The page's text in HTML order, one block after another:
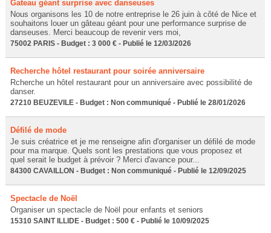
Gateau géant surprise avec danseuses
Nous organisons les 10 de notre entreprise le 26 juin à côté de Nice et
souhaitons louer un gâteau géant pour une performance surprise de
danseuses. Merci beaucoup de revenir vers moi,
75002 PARIS - Budget : 3 000 € - Publié le 12/03/2026
Recherche hôtel restaurant pour soirée anniversaire
Rcherche un hôtel restaurant pour un anniversaire avec possibilité de
danser.
27210 BEUZEVILE - Budget : Non communiqué - Publié le 28/01/2026
Défilé de mode
Je suis créatrice et je me renseigne afin d'organiser un défilé de mode
pour ma marque. Quels sont les prestations que vous proposez et
quel serait le budget à prévoir ? Merci d'avance pour...
84300 CAVAILLON - Budget : Non communiqué - Publié le 12/09/2025
Spectacle de Noël
Organiser un spectacle de Noël pour enfants et seniors
15310 SAINT ILLIDE - Budget : 500 € - Publié le 10/09/2025